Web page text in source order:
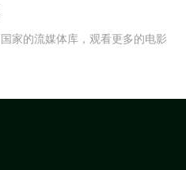
家的流媒体库，观看更多的电影